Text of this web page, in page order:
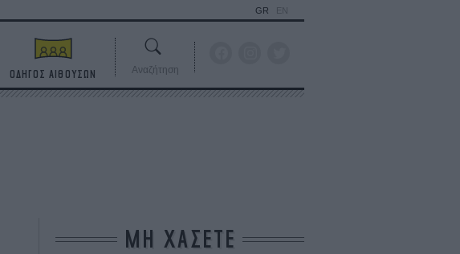
GR EN
ΟΔΗΓΟΣ ΑΙΘΟΥΣΩΝ Αναζήτηση
ΜΗ ΧΑΣΕΤΕ